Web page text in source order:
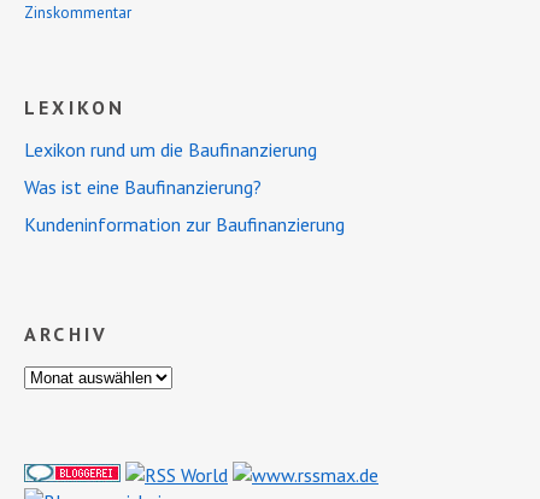
Zinskommentar
LEXIKON
Lexikon rund um die Baufinanzierung
Was ist eine Baufinanzierung?
Kundeninformation zur Baufinanzierung
ARCHIV